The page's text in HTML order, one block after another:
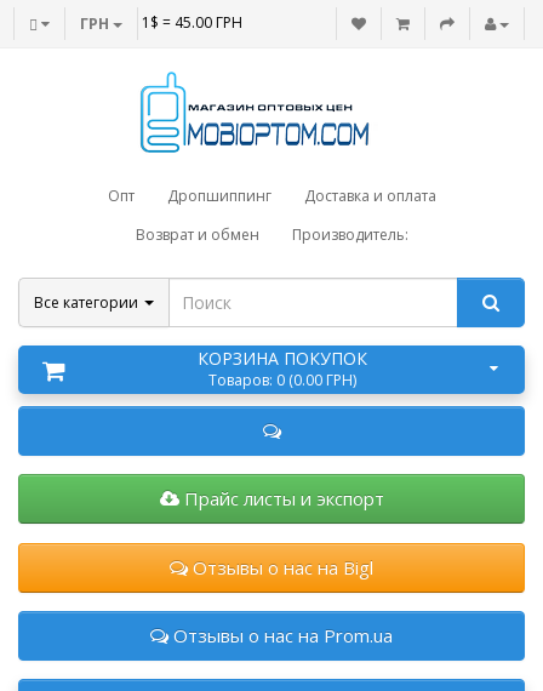
ГРН 1$ = 45.00 ГРН
Опт Дропшиппинг
Доставка и оплата
Возврат и обмен
Производитель:
Все категории
КОРЗИНА ПОКУПОК
Товаров: 0 (0.00 ГРН)
Прайс листы и экспорт
Отзывы о нас на Bigl
Отзывы о нас на Prom.ua